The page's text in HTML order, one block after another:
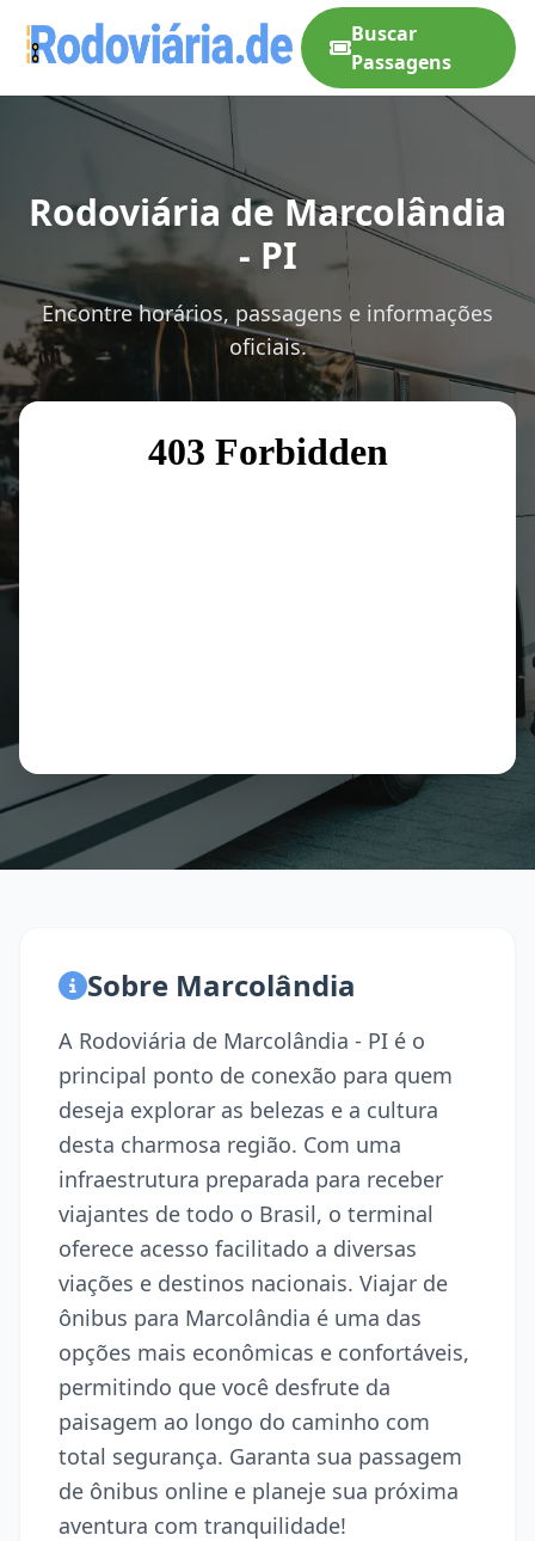
Buscar
Passagens
Rodoviária de Marcolândia
- PI
Encontre horários, passagens e informações
oficiais.
Sobre Marcolândia
A Rodoviária de Marcolândia - PI é o
principal ponto de conexão para quem
deseja explorar as belezas e a cultura
desta charmosa região. Com uma
infraestrutura preparada para receber
viajantes de todo o Brasil, o terminal
oferece acesso facilitado a diversas
viações e destinos nacionais. Viajar de
ônibus para Marcolândia é uma das
opções mais econômicas e confortáveis,
permitindo que você desfrute da
paisagem ao longo do caminho com
total segurança. Garanta sua passagem
de ônibus online e planeje sua próxima
aventura com tranquilidade!